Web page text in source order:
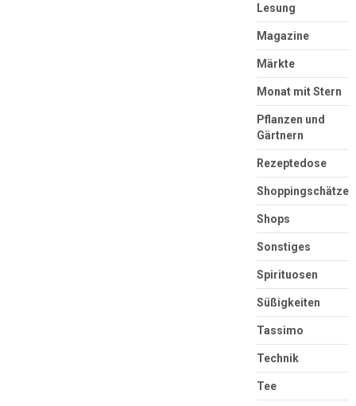
Lesung
Magazine
Märkte
Monat mit Stern
Pflanzen und
Gärtnern
Rezeptedose
Shoppingschätze
Shops
Sonstiges
Spirituosen
Süßigkeiten
Tassimo
Technik
Tee